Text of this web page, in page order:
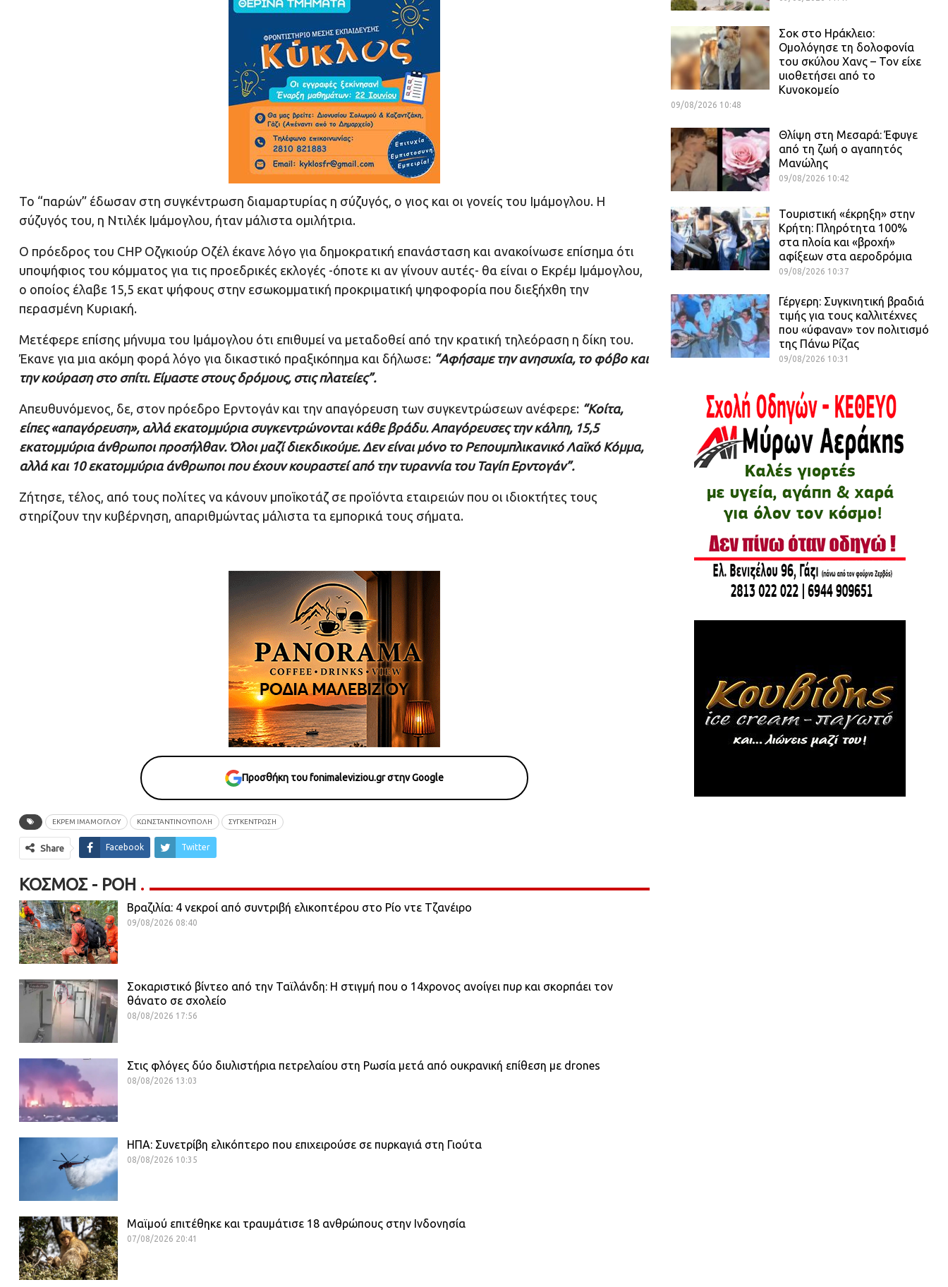
Το “παρών” έδωσαν στη συγκέντρωση διαμαρτυρίας η σύζυγός, ο γιος και οι γονείς του Ιμάμογλου. Η
σύζυγός του, η Ντιλέκ Ιμάμογλου, ήταν μάλιστα ομιλήτρια.
Ο πρόεδρος του CHP Οζγκιούρ Οζέλ έκανε λόγο για δημοκρατική επανάσταση και ανακοίνωσε επίσημα ότι
υποψήφιος του κόμματος για τις προεδρικές εκλογές -όποτε κι αν γίνουν αυτές- θα είναι ο Εκρέμ Ιμάμογλου,
ο οποίος έλαβε 15,5 εκατ ψήφους στην εσωκομματική προκριματική ψηφοφορία που διεξήχθη την
περασμένη Κυριακή.
Μετέφερε επίσης μήνυμα του Ιμάμογλου ότι επιθυμεί να μεταδοθεί από την κρατική τηλεόραση η δίκη του.
Έκανε για μια ακόμη φορά λόγο για δικαστικό πραξικόπημα και δήλωσε: “Αφήσαμε την ανησυχία, το φόβο και
την κούραση στο σπίτι. Είμαστε στους δρόμους, στις πλατείες”.
Απευθυνόμενος, δε, στον πρόεδρο Ερντογάν και την απαγόρευση των συγκεντρώσεων ανέφερε: “Κοίτα,
είπες «απαγόρευση», αλλά εκατομμύρια συγκεντρώνονται κάθε βράδυ. Απαγόρευσες την κάλπη, 15,5
εκατομμύρια άνθρωποι προσήλθαν. Όλοι μαζί διεκδικούμε. Δεν είναι μόνο το Ρεπουμπλικανικό Λαϊκό Κόμμα,
αλλά και 10 εκατομμύρια άνθρωποι που έχουν κουραστεί από την τυραννία του Ταγίπ Ερντογάν”.
Ζήτησε, τέλος, από τους πολίτες να κάνουν μποϊκοτάζ σε προϊόντα εταιρειών που οι ιδιοκτήτες τους
στηρίζουν την κυβέρνηση, απαριθμώντας μάλιστα τα εμπορικά τους σήματα.
Προσθήκη του fonimaleviziou.gr στην Google
ΕΚΡΈΜ ΙΜΆΜΟΓΛΟΥ ΚΩΝΣΤΑΝΤΙΝΟΥΠΟΛΗ ΣΥΓΚΕΝΤΡΩΣΗ
Share Facebook Twitter
ΚΌΣΜΟΣ - ΡΟΗ
Βραζιλία: 4 νεκροί από συντριβή ελικοπτέρου στο Ρίο ντε Τζανέιρο
09/08/2026 08:40
Σοκαριστικό βίντεο από την Ταϊλάνδη: Η στιγμή που ο 14χρονος ανοίγει πυρ και σκορπάει τον
θάνατο σε σχολείο
08/08/2026 17:56
Στις φλόγες δύο διυλιστήρια πετρελαίου στη Ρωσία μετά από ουκρανική επίθεση με drones
08/08/2026 13:03
ΗΠΑ: Συνετρίβη ελικόπτερο που επιχειρούσε σε πυρκαγιά στη Γιούτα
08/08/2026 10:35
Μαϊμού επιτέθηκε και τραυμάτισε 18 ανθρώπους στην Ινδονησία
07/08/2026 20:41
Σοκ στο Ηράκλειο:
Ομολόγησε τη δολοφονία
του σκύλου Χανς – Τον είχε
υιοθετήσει από το
Κυνοκομείο
09/08/2026 10:48
Θλίψη στη Μεσαρά: Έφυγε
από τη ζωή ο αγαπητός
Μανώλης
09/08/2026 10:42
Τουριστική «έκρηξη» στην
Κρήτη: Πληρότητα 100%
στα πλοία και «βροχή»
αφίξεων στα αεροδρόμια
09/08/2026 10:37
Γέργερη: Συγκινητική βραδιά
τιμής για τους καλλιτέχνες
που «ύφαναν» τον πολιτισμό
της Πάνω Ρίζας
09/08/2026 10:31